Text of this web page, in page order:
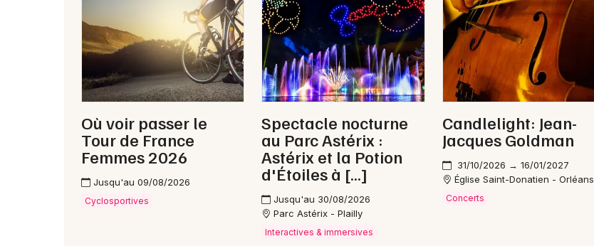
45 - Loiret
Choisir mes départements
Mon email
Je m'abonne
Où voir passer le
Tour de France
Femmes 2026
Jusqu'au 09/08/2026
Cyclosportives
Spectacle nocturne
au Parc Astérix :
Astérix et la Potion
d'Étoiles à […]
Jusqu'au 30/08/2026
Parc Astérix - Plailly
Interactives & immersives
Candlelight: Jean-
Jacques Goldman
31/10/2026 → 16/01/2027
Église Saint-Donatien - Orléans
Concerts